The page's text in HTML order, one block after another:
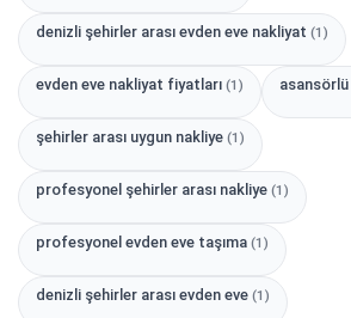
denizli şehirler arası evden eve nakliyat (1)
evden eve nakliyat fiyatları (1)
şehirler arası uygun nakliye (1)
profesyonel şehirler arası nakliye (1)
profesyonel evden eve taşıma (1)
denizli şehirler arası evden eve (1)